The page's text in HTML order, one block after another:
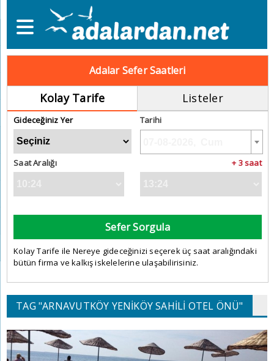
Adalar Sefer Saatleri
Kolay Tarife Listeler
Gideceğiniz Yer Tarihi
Saat Aralığı + 3 saat
Sefer Sorgula
Kolay Tarife ile Nereye gideceğinizi seçerek üç saat aralığındaki
bütün firma ve kalkış iskelelerine ulaşabilirisiniz.
TAG "ARNAVUTKÖY YENIKÖY SAHILI OTEL ÖNÜ"